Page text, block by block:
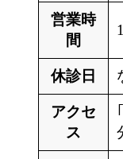
営業時
間
休診日
アクセ
ス